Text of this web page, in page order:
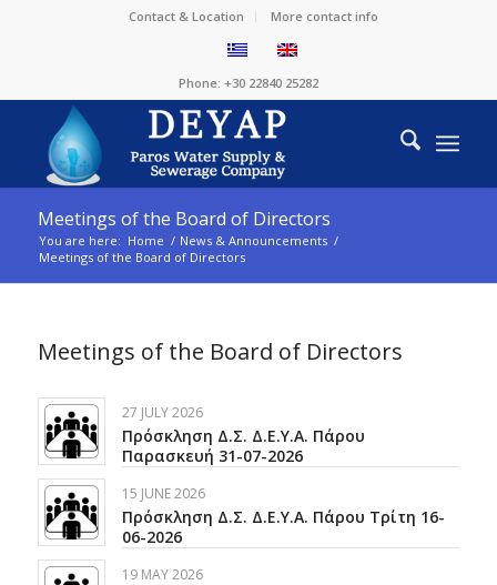
Contact & Location More contact info
Phone: +30 22840 25282
Meetings of the Board of Directors
You are here: Home / News & Announcements /
Meetings of the Board of Directors
Meetings of the Board of Directors
27 JULY 2026
Πρόσκληση Δ.Σ. Δ.Ε.Υ.Α. Πάρου
Παρασκευή 31-07-2026
15 JUNE 2026
Πρόσκληση Δ.Σ. Δ.Ε.Υ.Α. Πάρου Τρίτη 16-
06-2026
19 MAY 2026